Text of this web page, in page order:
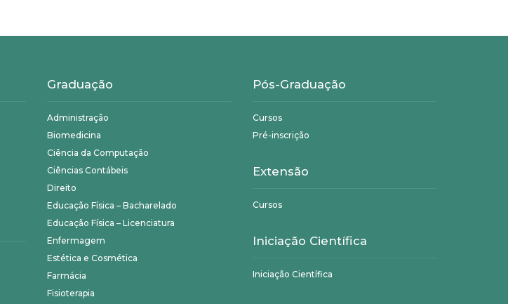
Graduação
Administração
Biomedicina
Ciência da Computação
Ciências Contábeis
Direito
Educação Física – Bacharelado
Educação Física – Licenciatura
Enfermagem
Estética e Cosmética
Farmácia
Fisioterapia
Pós-Graduação
Cursos
Pré-inscrição
Extensão
Cursos
Iniciação Científica
Iniciação Científica